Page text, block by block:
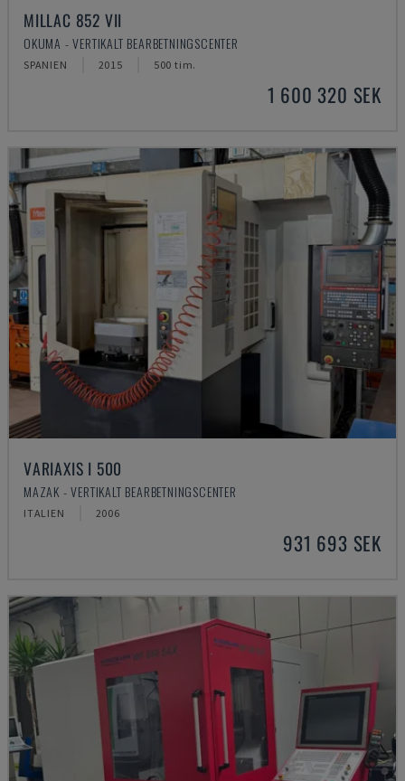
MILLAC 852 VII
OKUMA - VERTIKALT BEARBETNINGSCENTER
SPANIEN 2015 500 tim.
1 600 320 SEK
VARIAXIS I 500
MAZAK - VERTIKALT BEARBETNINGSCENTER
ITALIEN 2006
931 693 SEK